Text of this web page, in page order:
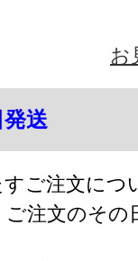
お
送
ご注文につ
ご注文のそ